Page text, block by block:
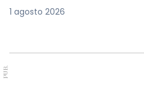
1 agosto 2026
PUB.